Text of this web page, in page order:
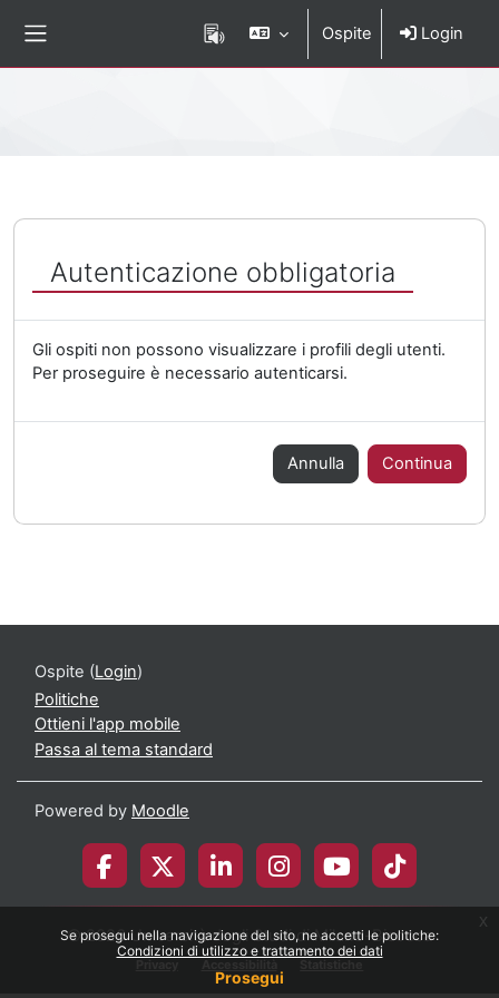
Se prosegui nella navigazione del sito, ne accetti le politiche:
Condizioni di utilizzo e trattamento dei dati
Prosegui
x
Ospite Login
Autenticazione obbligatoria
Gli ospiti non possono visualizzare i profili degli utenti.
Per proseguire è necessario autenticarsi.
Annulla Continua
Ospite (Login)
Politiche
Ottieni l'app mobile
Passa al tema standard
Powered by Moodle
© 2026 Università degli Studi di Milano-Bicocca